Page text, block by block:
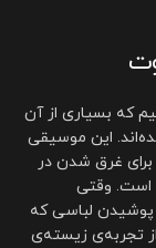
که بسیاری از آن
این موسیقی
غرق شدن در
است. وقتی
لباسی که
تجربه‌ی زیسته‌ی